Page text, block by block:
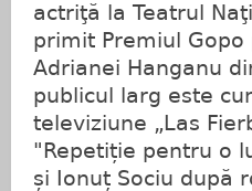
actriţă la Teatrul
primit Premiul
Adrianei Hanganu
publicul larg este
televiziune „Las
"Repetiție pentru o
și Ionuț Sociu după